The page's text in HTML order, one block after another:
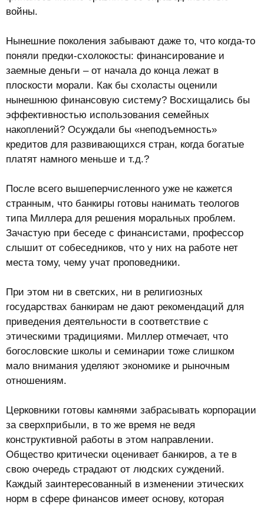
войны.
Нынешние поколения забывают даже то, что когда-то
поняли предки-схолокосты: финансирование и
заемные деньги – от начала до конца лежат в
плоскости морали. Как бы схоласты оценили
нынешнюю финансовую систему? Восхищались бы
эффективностью использования семейных
накоплений? Осуждали бы «неподъемность»
кредитов для развивающихся стран, когда богатые
платят намного меньше и т.д.?
После всего вышеперчисленного уже не кажется
странным, что банкиры готовы нанимать теологов
типа Миллера для решения моральных проблем.
Зачастую при беседе с финансистами, профессор
слышит от собеседников, что у них на работе нет
места тому, чему учат проповедники.
При этом ни в светских, ни в религиозных
государствах банкирам не дают рекомендаций для
приведения деятельности в соответствие с
этическими традициями. Миллер отмечает, что
богословские школы и семинарии тоже слишком
мало внимания уделяют экономике и рыночным
отношениям.
Церковники готовы камнями забрасывать корпорации
за сверхприбыли, в то же время не ведя
конструктивной работы в этом направлении.
Общество критически оценивает банкиров, а те в
свою очередь страдают от людских суждений.
Каждый заинтересованный в изменении этических
норм в сфере финансов имеет основу, которая